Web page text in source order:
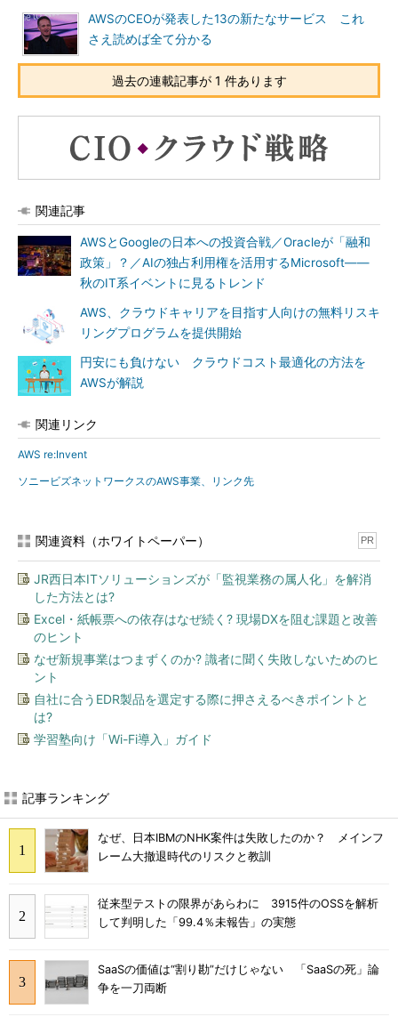
AWSのCEOが発表した13の新たなサービス これ
さえ読めば全て分かる
過去の連載記事が 1 件あります
関連記事
AWSとGoogleの日本への投資合戦／Oracleが「融和
政策」？／AIの独占利用権を活用するMicrosoft――
秋のIT系イベントに見るトレンド
AWS、クラウドキャリアを目指す人向けの無料リスキ
リングプログラムを提供開始
円安にも負けない クラウドコスト最適化の方法を
AWSが解説
関連リンク
AWS re:Invent
ソニービズネットワークスのAWS事業、リンク先
関連資料（ホワイトペーパー） PR
JR西日本ITソリューションズが「監視業務の属人化」を解消
した方法とは?
Excel・紙帳票への依存はなぜ続く? 現場DXを阻む課題と改善
のヒント
なぜ新規事業はつまずくのか? 識者に聞く失敗しないためのヒ
ント
自社に合うEDR製品を選定する際に押さえるべきポイントと
は?
学習塾向け「Wi-Fi導入」ガイド
記事ランキング
なぜ、日本IBMのNHK案件は失敗したのか？ メインフ
レーム大撤退時代のリスクと教訓
従来型テストの限界があらわに 3915件のOSSを解析
して判明した「99.4％未報告」の実態
SaaSの価値は“割り勘”だけじゃない 「SaaSの死」論
争を一刀両断